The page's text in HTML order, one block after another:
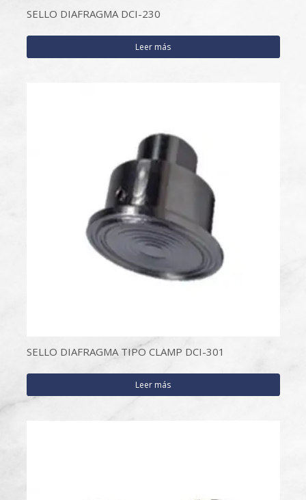
SELLO DIAFRAGMA DCI-230
Leer más
SELLO DIAFRAGMA TIPO CLAMP DCI-301
Leer más